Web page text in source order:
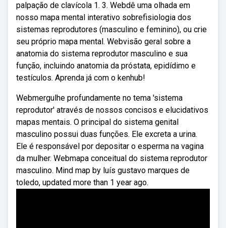
palpação de clavícola 1. 3. Webdê uma olhada em
nosso mapa mental interativo sobrefisiologia dos
sistemas reprodutores (masculino e feminino), ou crie
seu próprio mapa mental. Webvisão geral sobre a
anatomia do sistema reprodutor masculino e sua
função, incluindo anatomia da próstata, epidídimo e
testículos. Aprenda já com o kenhub!
Webmergulhe profundamente no tema 'sistema
reprodutor' através de nossos concisos e elucidativos
mapas mentais. O principal do sistema genital
masculino possui duas funções. Ele excreta a urina.
Ele é responsável por depositar o esperma na vagina
da mulher. Webmapa conceitual do sistema reprodutor
masculino. Mind map by luís gustavo marques de
toledo, updated more than 1 year ago.